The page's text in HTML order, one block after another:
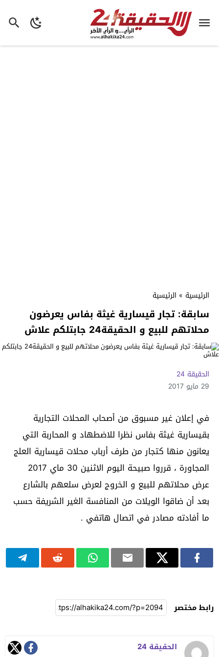
الرئيسية » الرئيسية
سابقة: تجار قيسارية غيثة بفاس يعرضون
محلاتهم للبيع و الحقيقة24 جابتلكم علاش
الحقيقة 24
29 مايو 2017
في إعلان غير مسبوق من أصحاب المحلات التجارية
بقيسارية غيثة بفاس نظرا للاضطهاد و المحاربة التي
يعانون منها كتجار من طرف أرباب محلات قيسارية العلج
المجاورة ، قرروا صبيحة اليوم الاثنين 30 ماي 2017
عرض محلاتهم للبيع و الخروج لعرض سلعهم بالشارع
بعد أن ضاقوا الويلات من المنافسة الغير الشريفة حسب
ما أفادته مصادر في اتصال هاتفي .
رابط مختصر
الحقيقة 24